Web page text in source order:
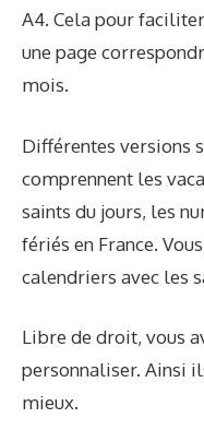
A4. Cela pour
une page
mois.
Différentes versions
comprennent les
saints du jours, les
fériés en France.
calendriers avec les
Libre de droit, vous
personnaliser. Ainsi
mieux.